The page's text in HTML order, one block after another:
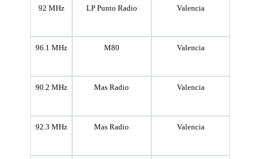
92 MHz LP Punto Radio Valencia
96.1 MHz M80 Valencia
90.2 MHz Mas Radio Valencia
92.3 MHz Mas Radio Valencia